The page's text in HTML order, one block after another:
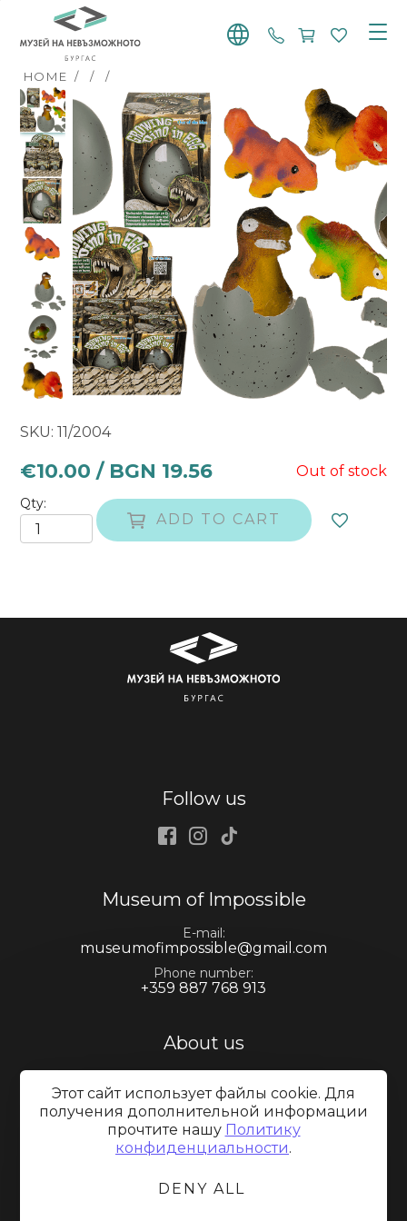
+359 887 768 913
HOME / / /
SKU: 11/2004
€10.00 / BGN 19.56 Out of stock
Qty
ADD TO CART
About us
Information
Museum of Impossible
E-mail
museumofimpossible@gmail.com
Phone number
+359 887 768 913
Follow us
FacebookInstagram
Этот сайт использует файлы cookie. Для
получения дополнительной информации
прочтите нашу Политику
конфиденциальности.
DENY ALL